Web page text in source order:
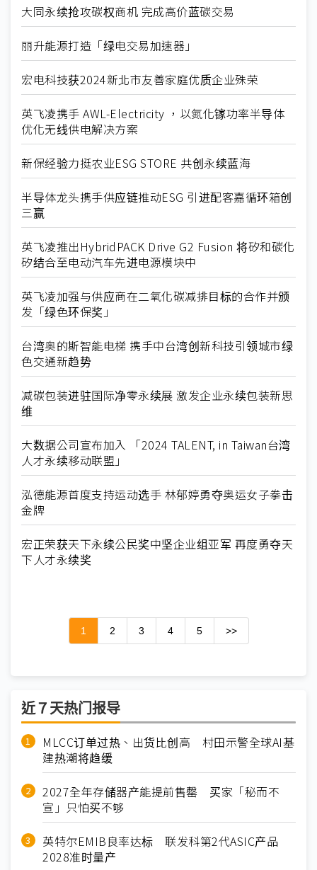
大同永续抢攻碳权商机 完成高价蓝碳交易
丽升能源打造「绿电交易加速器」
宏电科技获2024新北市友善家庭优质企业殊荣
英飞凌携手 AWL-Electricity ，以氮化镓功率半导体
优化无线供电解决方案
新保经验力挺农业ESG STORE 共创永续蓝海
半导体龙头携手供应链推动ESG 引进配客嘉循环箱创
三赢
英飞凌推出HybridPACK Drive G2 Fusion 将矽和碳化
矽结合至电动汽车先进电源模块中
英飞凌加强与供应商在二氧化碳减排目标的合作并颁
发「绿色环保奖」
台湾奥的斯智能电梯 携手中台湾创新科技引领城市绿
色交通新趋势
减碳包装进驻国际净零永续展 激发企业永续包装新思
维
大数据公司宣布加入 「2024 TALENT, in Taiwan台湾
人才永续移动联盟」
泓德能源首度支持运动选手 林郁婷勇夺奥运女子拳击
金牌
宏正荣获天下永续公民奖中坚企业组亚军 再度勇夺天
下人才永续奖
1 2 3 4 5 >>
近７天热门报导
MLCC订单过热、出货比创高 村田示警全球AI基
建热潮将趋缓
2027全年存储器产能提前售罄 买家「秘而不
宣」只怕买不够
英特尔EMIB良率达标 联发科第2代ASIC产品
2028准时量产